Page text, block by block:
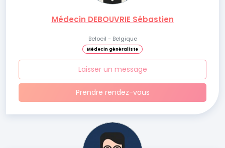
Médecin DEBOUVRIE Sébastien
Beloeil - Belgique
Médecin généraliste
Laisser un message
Prendre rendez-vous